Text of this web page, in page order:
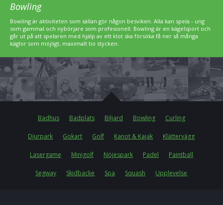
Bowling
Bowling är aktiviteten som sällan gör någon besviken. Alla kan spela - ung
som gammal och nybörjare som profesionell. Bowling är en kägelsport och
går ut på att spelaren med hjälp av ett klot ska försöka få ner så många
käglor som möjligt, maximalt tio stycken.
Badhus Badplats Biljard Bowling Curling
Djurpark Gokart Golf Kanot & Kajak Klättervägg
Lasergame Minigolf Nöjespark Padel Paintball
Segway Skidbacke Spa Squash Upplevelse